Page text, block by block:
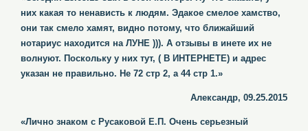
них какая то ненависть к людям. Эдакое смелое хамство,
они так смело хамят, видно потому, что ближайший
нотариус находится на ЛУНЕ ))). А отзывы в инете их не
волнуют. Поскольку у них тут, ( В ИНТЕРНЕТЕ) и адрес
указан не правильно. Не 72 стр 2, а 44 стр 1.»
Александр, 09.25.2015
«Лично знаком с Русаковой Е.П. Очень серьезный